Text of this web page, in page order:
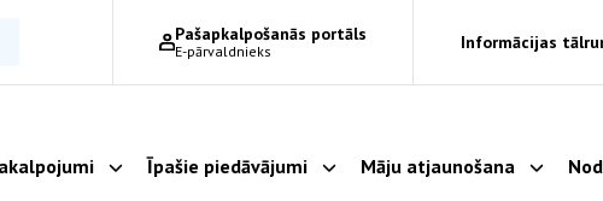
Pašapkalpošanās portāls
E-pārvaldnieks Informācijas
Parādīt apakšizvēlni
Īpašie piedāvājumi Parādīt apakšizvēlni
Māju atjaunošana Parādīt